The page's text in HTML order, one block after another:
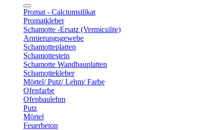
Promat - Calciumsilikat
Promatkleber
Schamotte -Ersatz (Vermiculite)
Armierungsgewebe
Schamotteplatten
Schamottestein
Schamotte Wandbauplatten
Schamottekleber
Mörtel/ Putz/ Lehm/ Farbe
Ofenfarbe
Ofenbaulehm
Putz
Mörtel
Feuerbeton